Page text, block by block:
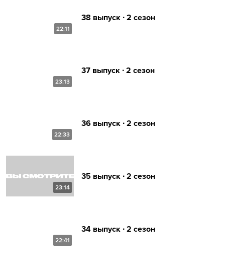
22:11
38 выпуск ∙ 2 сезон
23:13
37 выпуск ∙ 2 сезон
22:33
36 выпуск ∙ 2 сезон
23:14
35 выпуск ∙ 2 сезон
22:41
34 выпуск ∙ 2 сезон